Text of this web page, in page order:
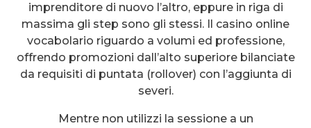
imprenditore di nuovo l’altro, eppure in riga di
massima gli step sono gli stessi. Il casino online
vocabolario riguardo a volumi ed professione,
offrendo promozioni dall’alto superiore bilanciate
da requisiti di puntata (rollover) con l’aggiunta di
severi.
Mentre non utilizzi la sessione a un